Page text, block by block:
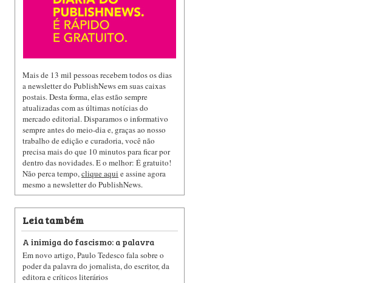
Mais de 13 mil pessoas recebem todos os dias
a newsletter do PublishNews em suas caixas
postais. Desta forma, elas estão sempre
atualizadas com as últimas notícias do
mercado editorial. Disparamos o informativo
sempre antes do meio-dia e, graças ao nosso
trabalho de edição e curadoria, você não
precisa mais do que 10 minutos para ficar por
dentro das novidades. E o melhor: É gratuito!
Não perca tempo,clique aqui e assine agora
mesmo a newsletter do PublishNews.
Leia também
A inimiga do fascismo: a palavra
Em novo artigo, Paulo Tedesco fala sobre o
poder da palavra do jornalista, do escritor, da
editora e críticos literários